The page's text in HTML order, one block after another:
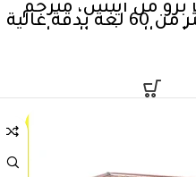
برو من اينس، مترجم
محمول ثنائي الاتجاه لاكثر من 60 لغة بدقة عالية
والسفر والعمل